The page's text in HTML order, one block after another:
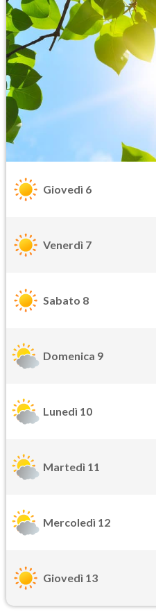
Giovedì 6
Venerdì 7
Sabato 8
Domenica 9
Lunedì 10
Martedì 11
Mercoledì 12
Giovedì 13